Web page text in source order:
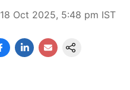
18 Oct 2025, 5:48 pm IST